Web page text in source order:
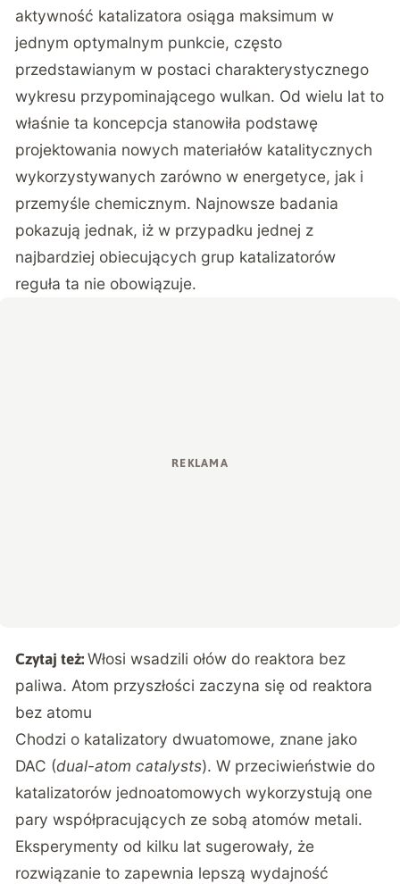
aktywność katalizatora osiąga maksimum w
jednym optymalnym punkcie, często
przedstawianym w postaci charakterystycznego
wykresu przypominającego wulkan. Od wielu lat to
właśnie ta koncepcja stanowiła podstawę
projektowania nowych materiałów katalitycznych
wykorzystywanych zarówno w energetyce, jak i
przemyśle chemicznym. Najnowsze badania
pokazują jednak, iż w przypadku jednej z
najbardziej obiecujących grup katalizatorów
reguła ta nie obowiązuje.
Czytaj też:Włosi wsadzili ołów do reaktora bez
paliwa. Atom przyszłości zaczyna się od reaktora
bez atomu
Chodzi o katalizatory dwuatomowe, znane jako
DAC (dual-atom catalysts). W przeciwieństwie do
katalizatorów jednoatomowych wykorzystują one
pary współpracujących ze sobą atomów metali.
Eksperymenty od kilku lat sugerowały, że
rozwiązanie to zapewnia lepszą wydajność